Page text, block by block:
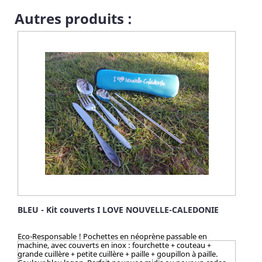
curiosité. Les détails réalistes, y compris les textures variées et
le couinement intégré, captiveront l'attention de votre toutou
et le divertiront pendant des heures. ENTRETIEN FACILE Nous
en machine pour un entretien facile. Vous pouvez ainsi garder
son amie de jeu toujours propre et fraîche. OFFREZ À VOTRE
CHIEN UN AMI FIDÈLE Avec la Peluche ours pour Chien, offrez
à votre fidèle compagnon une peluche durable et adorable
qu'il adorera. Commandez dès maintenant et offrez à votre
toutou un ami de jeu inséparable !
Autres produits :
BLEU - Kit couverts I LOVE NOUVELLE-CALEDONIE
Eco-Responsable ! Pochettes en néoprène passable en
machine, avec couverts en inox : fourchette + couteau +
grande cuillère + petite cuillère + paille + goupillon à paille.